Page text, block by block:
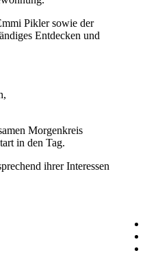
Pikler sowie der
Entdecken und
Morgenkreis
in den Tag.
ihrer Interessen